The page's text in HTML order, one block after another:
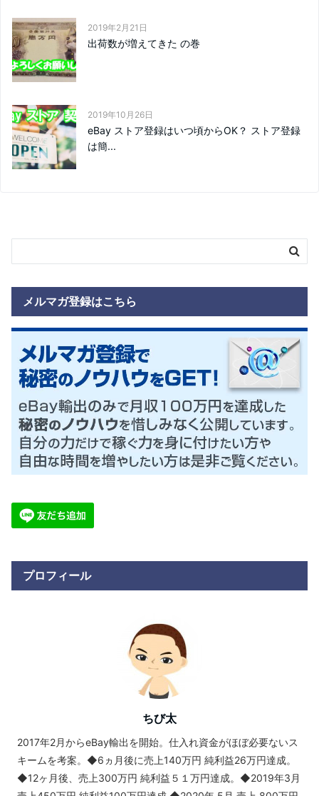
2019年2月21日
出荷数が増えてきた の巻
2019年10月26日
eBay ストア登録はいつ頃からOK？ ストア登録
は簡...
メルマガ登録はこちら
プロフィール
ちび太
2017年2月からeBay輸出を開始。仕入れ資金がほぼ必要ないス
キームを考案。◆6ヵ月後に売上140万円 純利益26万円達成。
◆12ヶ月後、売上300万円 純利益５１万円達成。◆2019年3月